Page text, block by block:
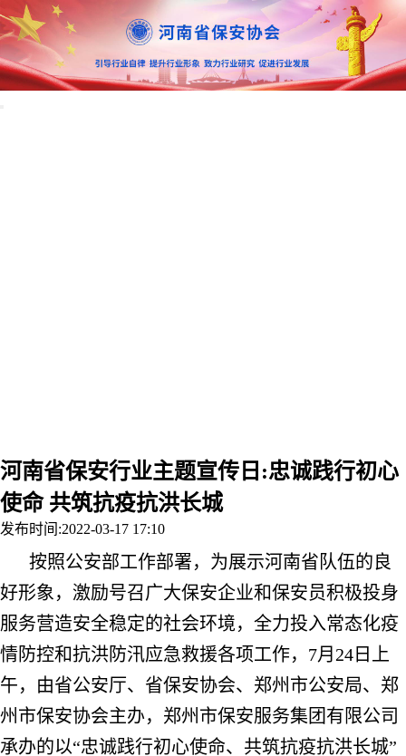
河南省保安行业主题宣传日:忠诚践行初心
使命 共筑抗疫抗洪长城
发布时间:2022-03-17 17:10
按照公安部工作部署，为展示河南省队伍的良
好形象，激励号召广大保安企业和保安员积极投身
服务营造安全稳定的社会环境，全力投入常态化疫
情防控和抗洪防汛应急救援各项工作，7月24日上
午，由省公安厅、省保安协会、郑州市公安局、郑
州市保安协会主办，郑州市保安服务集团有限公司
承办的以“忠诚践行初心使命、共筑抗疫抗洪长城”